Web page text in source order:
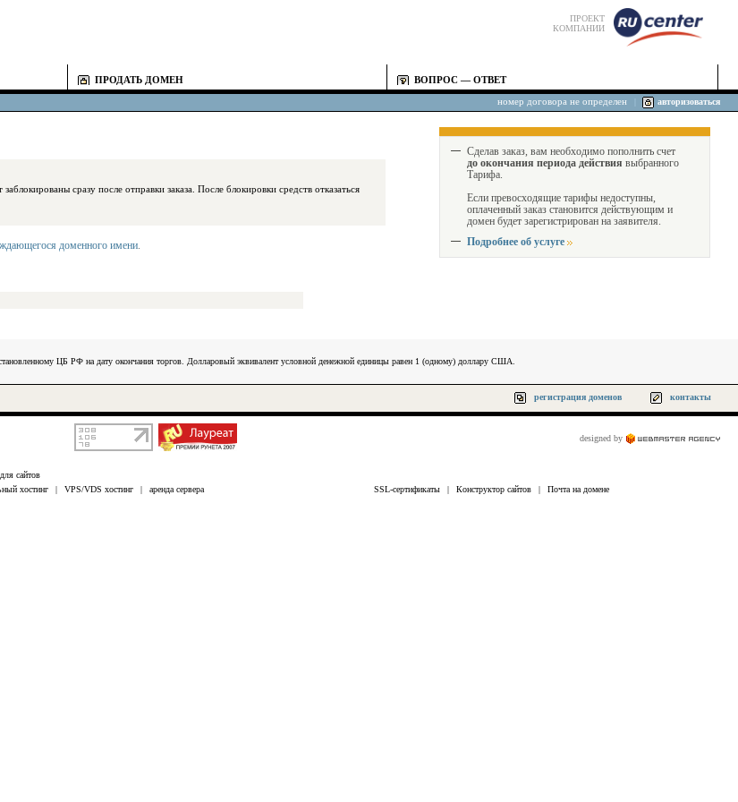
ПРОЕКТ
КОМПАНИИ
ПРОДАТЬ ДОМЕН ВОПРОС — ОТВЕТ
номер договора не определен авторизоваться
отправки заказа. После блокировки средств отказаться
доменного имени.
Сделав заказ, вам необходимо пополнить счет
до окончания периода действия выбранного
Тарифа.
Если превосходящие тарифы недоступны,
оплаченный заказ становится действующим и
домен будет зарегистрирован на заявителя.
Подробнее об услуге
ЦБ РФ на дату окончания торгов. Долларовый эквивалент условной денежной единицы равен 1 (одному) доллару США.
регистрация доменов контакты
designed by
сайтов
хостинг
| VPS/VDS хостинг | аренда сервера SSL-сертификаты | Конструктор сайтов | Почта на домене